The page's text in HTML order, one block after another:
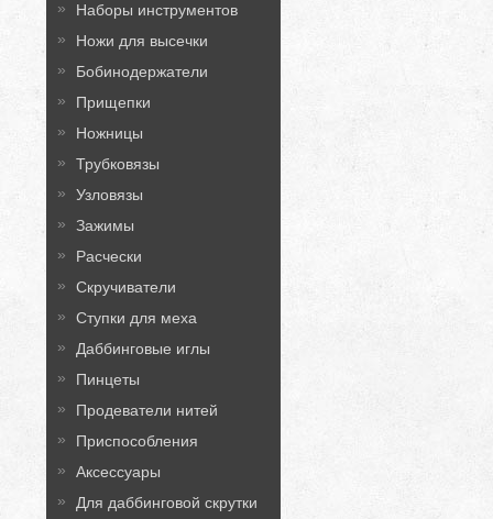
Наборы инструментов
Ножи для высечки
Бобинодержатели
Прищепки
Ножницы
Трубковязы
Узловязы
Зажимы
Расчески
Скручиватели
Ступки для меха
Даббинговые иглы
Пинцеты
Продеватели нитей
Приспособления
Аксессуары
Для даббинговой скрутки